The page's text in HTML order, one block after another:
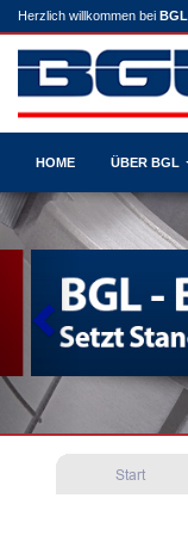
Herzlich willkommen bei BGL
HOME ÜBER BGL
Previous